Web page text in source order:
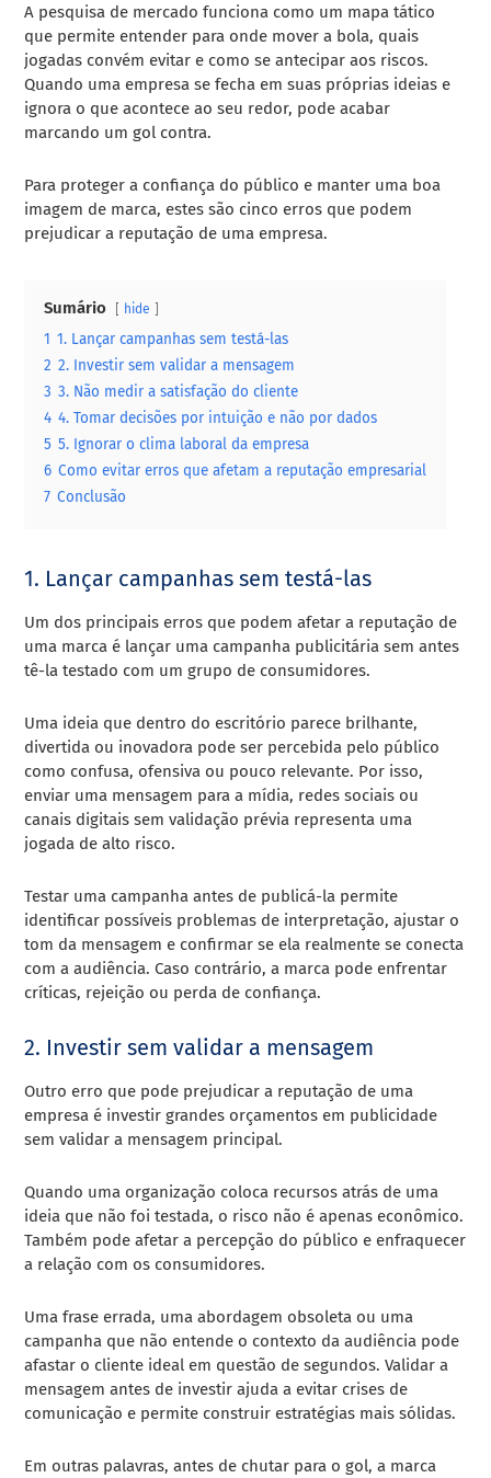
A pesquisa de mercado funciona como um mapa tático
que permite entender para onde mover a bola, quais
jogadas convém evitar e como se antecipar aos riscos.
Quando uma empresa se fecha em suas próprias ideias e
ignora o que acontece ao seu redor, pode acabar
marcando um gol contra.
Para proteger a confiança do público e manter uma boa
imagem de marca, estes são cinco erros que podem
prejudicar a reputação de uma empresa.
Sumário hide
1 1. Lançar campanhas sem testá-las
2 2. Investir sem validar a mensagem
3 3. Não medir a satisfação do cliente
4 4. Tomar decisões por intuição e não por dados
5 5. Ignorar o clima laboral da empresa
6 Como evitar erros que afetam a reputação empresarial
7 Conclusão
1. Lançar campanhas sem testá-las
Um dos principais erros que podem afetar a reputação de
uma marca é lançar uma campanha publicitária sem antes
tê-la testado com um grupo de consumidores.
Uma ideia que dentro do escritório parece brilhante,
divertida ou inovadora pode ser percebida pelo público
como confusa, ofensiva ou pouco relevante. Por isso,
enviar uma mensagem para a mídia, redes sociais ou
canais digitais sem validação prévia representa uma
jogada de alto risco.
Testar uma campanha antes de publicá-la permite
identificar possíveis problemas de interpretação, ajustar o
tom da mensagem e confirmar se ela realmente se conecta
com a audiência. Caso contrário, a marca pode enfrentar
críticas, rejeição ou perda de confiança.
2. Investir sem validar a mensagem
Outro erro que pode prejudicar a reputação de uma
empresa é investir grandes orçamentos em publicidade
sem validar a mensagem principal.
Quando uma organização coloca recursos atrás de uma
ideia que não foi testada, o risco não é apenas econômico.
Também pode afetar a percepção do público e enfraquecer
a relação com os consumidores.
Uma frase errada, uma abordagem obsoleta ou uma
campanha que não entende o contexto da audiência pode
afastar o cliente ideal em questão de segundos. Validar a
mensagem antes de investir ajuda a evitar crises de
comunicação e permite construir estratégias mais sólidas.
Em outras palavras, antes de chutar para o gol, a marca